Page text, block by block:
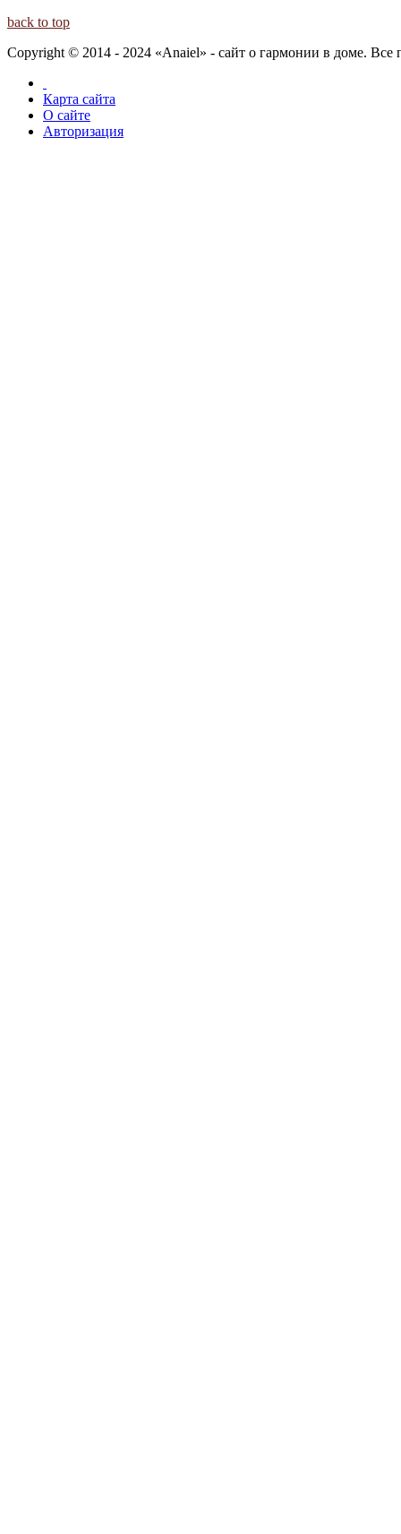
back to top
Copyright © 2014 - 2024 «Anaiel» - сайт о гармонии в доме.
Карта сайта
О сайте
Авторизация